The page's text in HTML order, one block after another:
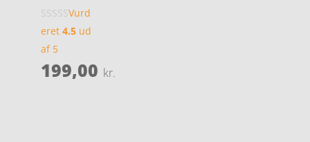
Vurd
eret 4.5ud
af 5
199,00 kr.